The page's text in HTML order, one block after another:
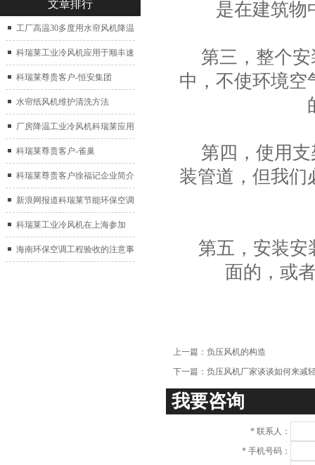
文章排行
工厂高温30多度用水帘风机降温
科瑞莱工业冷风机应用于顺丰速
运仓库通风降温
科瑞莱尊贵客户-恒安集团
水帘纸风机维护清洗方法
厂房降温工业冷风机科瑞莱应用
于广州制鞋厂
科瑞莱尊贵客户-雀巢
科瑞莱尊贵客户徐福记企业简介
新浪网报道科瑞莱节能环保空调
扇
科瑞莱工业冷风机在上海参加
2017中国制冷展
海南环保空调工程验收的注意事
是在建筑物
第三，整个安
中，不使环境空
第四，使用支
装管道，但我们
第五，安装安
面的，或
上一篇： 负压风机的构造
下一篇： 负压风机厂家谈谈如何来减
我要咨询
* 联系人：
* 手机号码：